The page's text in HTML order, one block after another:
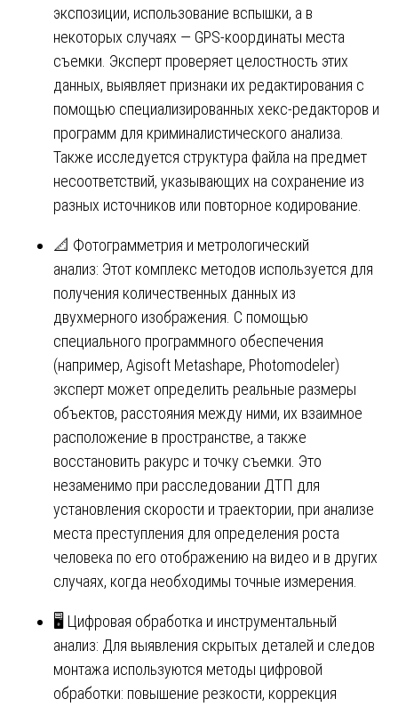
экспозиции, использование вспышки, а в
некоторых случаях — GPS-координаты места
съемки. Эксперт проверяет целостность этих
данных, выявляет признаки их редактирования с
помощью специализированных хекс-редакторов и
программ для криминалистического анализа.
Также исследуется структура файла на предмет
несоответствий, указывающих на сохранение из
разных источников или повторное кодирование.
📐 Фотограмметрия и метрологический
анализ: Этот комплекс методов используется для
получения количественных данных из
двухмерного изображения. С помощью
специального программного обеспечения
(например, Agisoft Metashape, Photomodeler)
эксперт может определить реальные размеры
объектов, расстояния между ними, их взаимное
расположение в пространстве, а также
восстановить ракурс и точку съемки. Это
незаменимо при расследовании ДТП для
установления скорости и траектории, при анализе
места преступления для определения роста
человека по его отображению на видео и в других
случаях, когда необходимы точные измерения.
🖥️ Цифровая обработка и инструментальный
анализ: Для выявления скрытых деталей и следов
монтажа используются методы цифровой
обработки: повышение резкости, коррекция